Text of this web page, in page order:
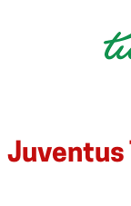
Juventus